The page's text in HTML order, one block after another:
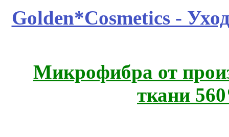
Golden*Cosmetics -
Микрофибра от
ткани